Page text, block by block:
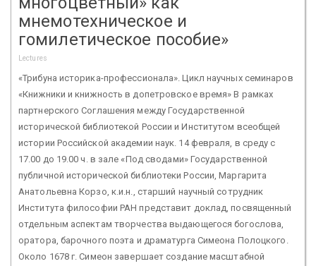
мнемотехническое и
гомилетическое пособие»
Lectures
«Трибуна историка-профессионала». Цикл научных семинаров
«Книжники и книжность в допетровское время» В рамках
партнерского Соглашения между Государственной
исторической библиотекой России и Институтом всеобщей
истории Российской академии наук. 14 февраля, в среду с
17.00 до 19.00 ч. в зале «Под сводами» Государственной
публичной исторической библиотеки России, Маргарита
Анатольевна Корзо, к.и.н., старший научный сотрудник
Института философии РАН представит доклад, посвященный
отдельным аспектам творчества выдающегося богослова,
оратора, барочного поэта и драматурга Симеона Полоцкого.
Около 1678 г. Симеон завершает создание масштабной